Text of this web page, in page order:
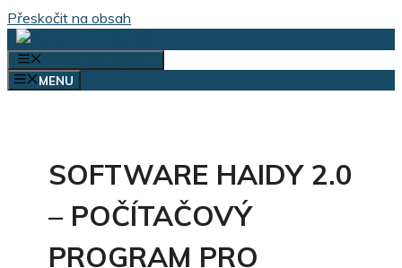
Přeskočit na obsah
MENU
SOFTWARE HAIDY 2.0
– POČÍTAČOVÝ
PROGRAM PRO